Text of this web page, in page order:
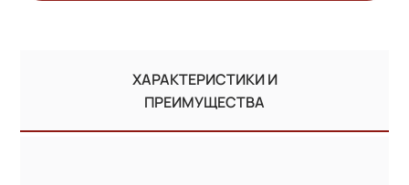
ХАРАКТЕРИСТИКИ И
ПРЕИМУЩЕСТВА